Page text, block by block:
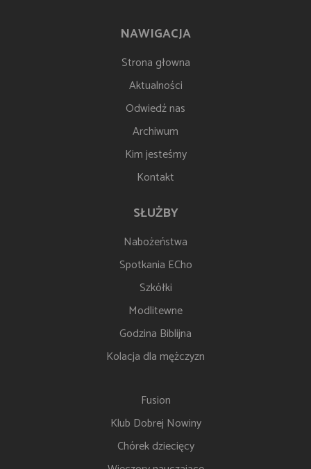
NAWIGACJA
Strona głowna
Aktualności
Odwiedź nas
Archiwum
Kim jesteśmy
Kontakt
SŁUŻBY
Nabożeństwa
Spotkania ECho
Szkółki
Modlitewne
Godzina Biblijna
Kolacja dla mężczyzn
Fusion
Klub Dobrej Nowiny
Chórek dziecięcy